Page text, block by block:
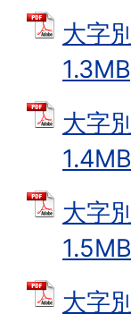
大字
大字
大字
大字